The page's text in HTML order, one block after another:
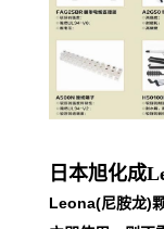
日本旭化成
Leona(尼胺龙)